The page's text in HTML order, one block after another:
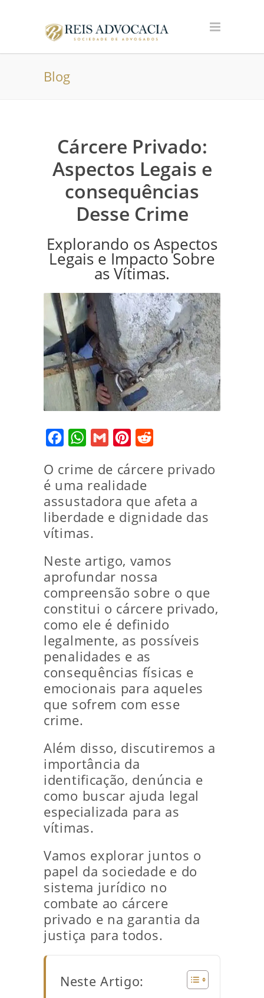
Blog
Cárcere Privado:
Aspectos Legais e
consequências
Desse Crime
Explorando os Aspectos
Legais e Impacto Sobre
as Vítimas.
FacebookWhatsApp
Gmail Pinterest
O crime de cárcere privado
é uma realidade
assustadora que afeta a
liberdade e dignidade das
vítimas.
Neste artigo, vamos
aprofundar nossa
compreensão sobre o que
constitui o cárcere privado,
como ele é definido
legalmente, as possíveis
penalidades e as
consequências físicas e
emocionais para aqueles
que sofrem com esse
crime.
Além disso, discutiremos a
importância da
identificação, denúncia e
como buscar ajuda legal
especializada para as
vítimas.
Vamos explorar juntos o
papel da sociedade e do
sistema jurídico no
combate ao cárcere
privado e na garantia da
justiça para todos.
Neste Artigo: